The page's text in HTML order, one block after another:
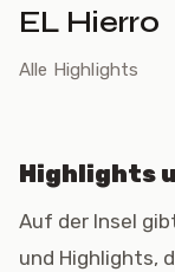
EL Hierro
Alle Highlights
Highlights
Auf der Insel
und Highlights,